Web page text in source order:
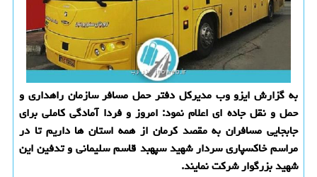
به گزارش ایزو وب مدیركل دفتر حمل مسافر سازمان راهداری و
حمل و نقل جاده ای اعلام نمود: امروز و فردا آمادگی كاملی برای
جابجایی مسافران به مقصد كرمان از همه استان ها داریم تا در
مراسم خاكسپاری سردار شهید سپهبد قاسم سلیمانی و تدفین این
شهید بزرگوار شركت نمایند.